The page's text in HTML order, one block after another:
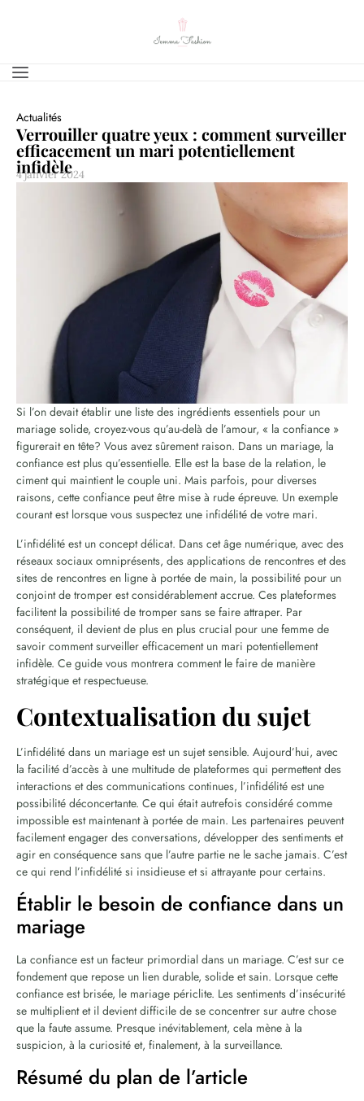
Actualités
Verrouiller quatre yeux : comment surveiller
efficacement un mari potentiellement
infidèle
4 janvier 2024
Si l’on devait établir une liste des ingrédients essentiels pour un
mariage solide, croyez-vous qu’au-delà de l’amour, « la confiance »
figurerait en tête? Vous avez sûrement raison. Dans un mariage, la
confiance est plus qu’essentielle. Elle est la base de la relation, le
ciment qui maintient le couple uni. Mais parfois, pour diverses
raisons, cette confiance peut être mise à rude épreuve. Un exemple
courant est lorsque vous suspectez une infidélité de votre mari.
L’infidélité est un concept délicat. Dans cet âge numérique, avec des
réseaux sociaux omniprésents, des applications de rencontres et des
sites de rencontres en ligne à portée de main, la possibilité pour un
conjoint de tromper est considérablement accrue. Ces plateformes
facilitent la possibilité de tromper sans se faire attraper. Par
conséquent, il devient de plus en plus crucial pour une femme de
savoir comment surveiller efficacement un mari potentiellement
infidèle. Ce guide vous montrera comment le faire de manière
stratégique et respectueuse.
Contextualisation du sujet
L’infidélité dans un mariage est un sujet sensible. Aujourd’hui, avec
la facilité d’accès à une multitude de plateformes qui permettent des
interactions et des communications continues, l’infidélité est une
possibilité déconcertante. Ce qui était autrefois considéré comme
impossible est maintenant à portée de main. Les partenaires peuvent
facilement engager des conversations, développer des sentiments et
agir en conséquence sans que l’autre partie ne le sache jamais. C’est
ce qui rend l’infidélité si insidieuse et si attrayante pour certains.
Établir le besoin de confiance dans un
mariage
La confiance est un facteur primordial dans un mariage. C’est sur ce
fondement que repose un lien durable, solide et sain. Lorsque cette
confiance est brisée, le mariage périclite. Les sentiments d’insécurité
se multiplient et il devient difficile de se concentrer sur autre chose
que la faute assume. Presque inévitablement, cela mène à la
suspicion, à la curiosité et, finalement, à la surveillance.
Résumé du plan de l’article